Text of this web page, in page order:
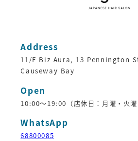
Address
11/F Biz Aura, 13 Pennington
Causeway Bay
Open
10:00～19:00（店休日：月曜・火曜
WhatsApp
68800085